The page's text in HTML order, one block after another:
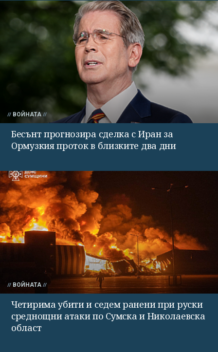
ВОЙНАТА
Бесънт прогнозира сделка с Иран за
Ормузкия проток в близките два дни
ВОЙНАТА
Четирима убити и седем ранени при руски
среднощни атаки по Сумска и Николаевска
област